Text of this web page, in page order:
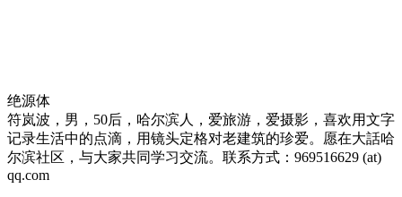
绝源体
符岚波，男，50后，哈尔滨人，爱旅游，爱摄影，喜欢用文字
记录生活中的点滴，用镜头定格对老建筑的珍爱。愿在大話哈
尔滨社区，与大家共同学习交流。联系方式：969516629 (at)
qq.com